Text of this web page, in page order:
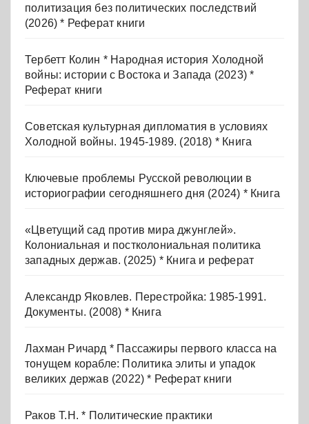
политизация без политических последствий
(2026) * Реферат книги
Тербетт Колин * Народная история Холодной
войны: истории с Востока и Запада (2023) *
Реферат книги
Советская культурная дипломатия в условиях
Холодной войны. 1945-1989. (2018) * Книга
Ключевые проблемы Русской революции в
историографии сегодняшнего дня (2024) * Книга
«Цветущий сад против мира джунглей».
Колониальная и постколониальная политика
западных держав. (2025) * Книга и реферат
Александр Яковлев. Перестройка: 1985-1991.
Документы. (2008) * Книга
Лахман Ричард * Пассажиры первого класса на
тонущем корабле: Политика элиты и упадок
великих держав (2022) * Реферат книги
Раков Т.Н. * Политические практики